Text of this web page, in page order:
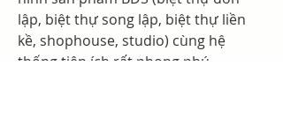
lập, biệt thự song lập, biệt thự liền
kề, shophouse, studio) cùng hệ
thống tiện ích rất phong phú.